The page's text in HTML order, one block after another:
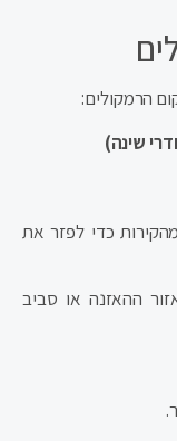
הרמקולים:
שינה)
כדי לפזר את
ההאזנה או סביב